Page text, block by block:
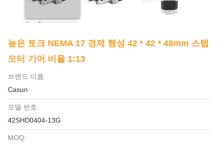
높은 토크 NEMA 17 경제 행성 42 * 42 * 48mm 스텝
모터 기어 비율 1:13
브랜드 이름:
Casun
모델 번호:
42SHD0404-13G
MOQ: